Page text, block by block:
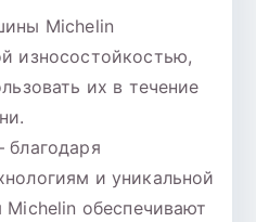
Michelin
износостойкостью,
их в течение
и уникальной
обеспечивают